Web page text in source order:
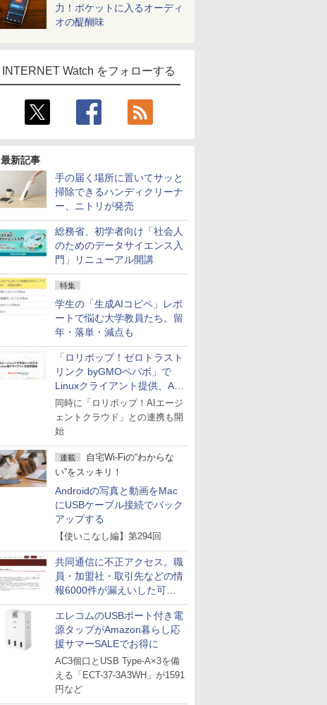
力！ポケットに入るオーディ
オの醍醐味
INTERNET Watch をフォローする
最新記事
手の届く場所に置いてサッと
掃除できるハンディクリーナ
ー、ニトリが発売
総務省、初学者向け「社会人
のためのデータサイエンス入
門」リニューアル開講
特集
学生の「生成AIコピペ」レポ
ートで悩む大学教員たち。留
年・落単・減点も
「ロリポップ！ゼロトラスト
リンク byGMOペパボ」で
Linuxクライアント提供、AI
エージェントの接続が容易に
同時に「ロリポップ！AIエージ
ェントクラウド」との連携も開
始
連載
自宅Wi-Fiの“わからな
い”をスッキリ！
Androidの写真と動画をMac
にUSBケーブル接続でバック
アップする
【使いこなし編】第294回
共同通信に不正アクセス。職
員・加盟社・取引先などの情
報6000件が漏えいした可能
性
エレコムのUSBポート付き電
源タップがAmazon暮らし応
援サマーSALEでお得に
AC3個口とUSB Type-A×3を備
える「ECT-37-3A3WH」が1591
円など